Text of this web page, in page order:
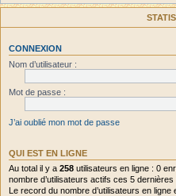
CONNEXION
Nom d’utilisateur :
Mot de passe :
J’ai oublié mon mot de passe
QUI EST EN LIGNE
Au total il y a 258 utilisateurs en ligne : 0
nombre d’utilisateurs actifs ces 5 dernières
Le record du nombre d’utilisateurs en ligne